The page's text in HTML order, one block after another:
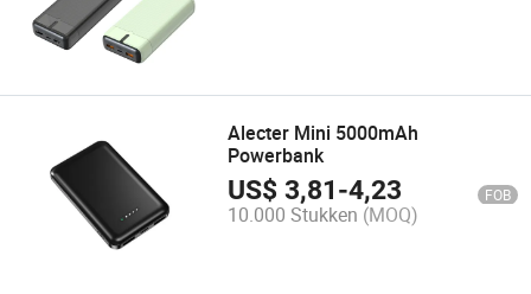
Alecter Mini 5000mAh
Powerbank
US$3,81-4,23 FOB
10.000 Stukken (MOQ)